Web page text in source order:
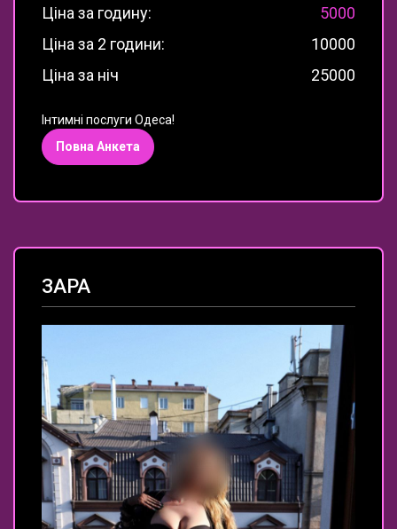
Ціна за годину:
5000
Ціна за 2 години:
10000
Ціна за ніч
25000
Інтимні послуги Одеса!
Повна Анкета
ЗАРА